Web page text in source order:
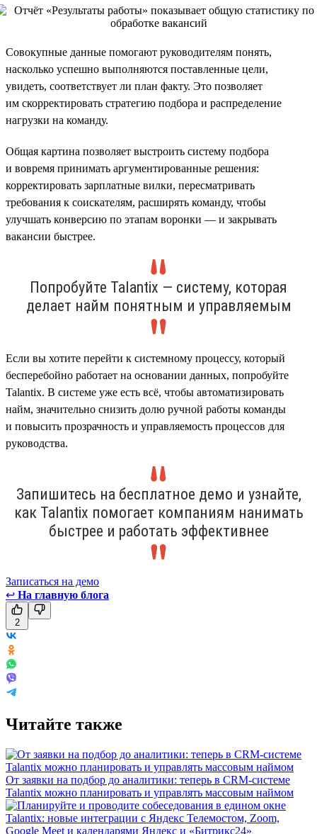
Совокупные данные помогают руководителям понять,
насколько успешно выполняются поставленные цели,
увидеть, соответствует ли план факту. Это позволяет
им скорректировать стратегию подбора и распределение
нагрузки на команду.
Общая картина позволяет выстроить систему подбора
и вовремя принимать аргументированные решения:
корректировать зарплатные вилки, пересматривать
требования к соискателям, расширять команду, чтобы
улучшать конверсию по этапам воронки — и закрывать
вакансии быстрее.
Попробуйте Talantix — систему, которая
делает найм понятным и управляемым
Если вы хотите перейти к системному процессу, который
бесперебойно работает на основании данных, попробуйте
Talantix. В системе уже есть всё, чтобы автоматизировать
найм, значительно снизить долю ручной работы команды
и повысить прозрачность и управляемость процессов для
руководства.
Запишитесь на бесплатное демо и узнайте,
как Talantix помогает компаниям нанимать
быстрее и работать эффективнее
Записаться на демо
↩ На главную блога
2
Читайте также
От заявки на подбор до аналитики: теперь в CRM-системе
Talantix можно планировать и управлять массовым наймом